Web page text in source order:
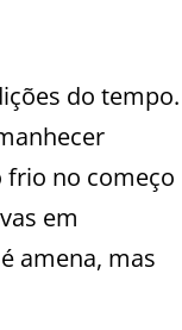
do tempo.
frio no começo
em
amena, mas